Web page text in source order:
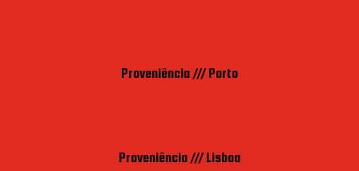
Proveniência /// Porto
Proveniência /// Lisboa